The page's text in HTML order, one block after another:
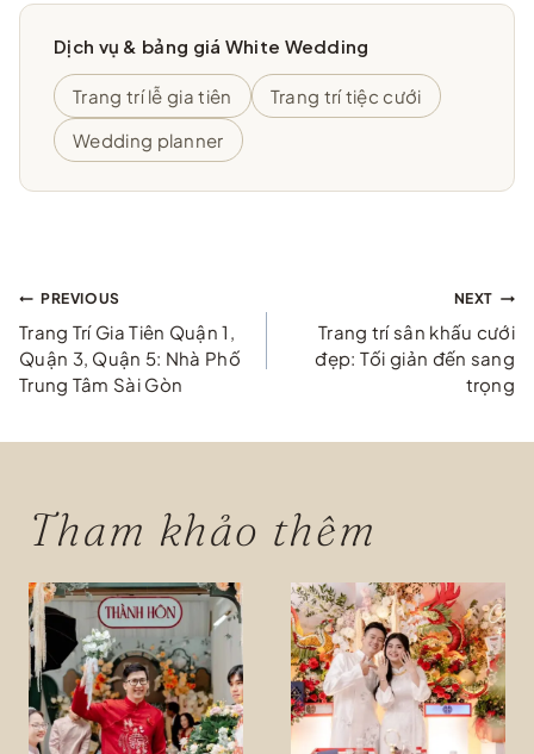
Dịch vụ & bảng giá White Wedding
Trang trí lễ gia tiên
Trang trí tiệc cưới
Wedding planner
Điều
hướng
bài
viết
PREVIOUS
Trang Trí Gia Tiên Quận 1,
Quận 3, Quận 5: Nhà Phố
Trung Tâm Sài Gòn
NEXT
Trang trí sân khấu cưới
đẹp: Tối giản đến sang
trọng
Tham khảo thêm